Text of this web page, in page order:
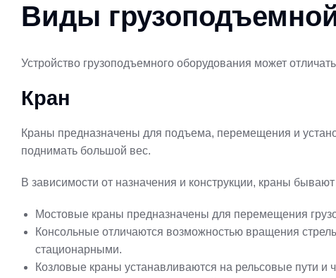
Виды
Устройство грузоподъемного оборудования может
Кран
Краны предназначены для подъема, перемещения и
поднимать большой вес.
В зависимости от назначения и конструкции, краны
Мостовые краны предназначены для перемещения
Консольные отличаются возможностью вращения
стационарными.
Козловые краны устанавливаются на рельсовые пути и